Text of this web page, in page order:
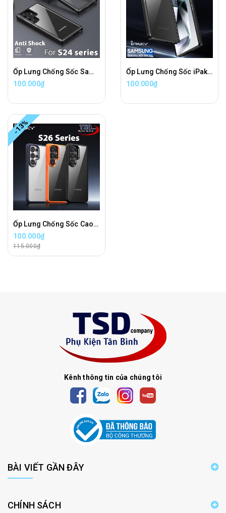
Ốp Lưng Chống Sốc Samsung S24 / S24 PLUS / S24 ULTRA Chính Hãng iPaky
100.000₫
Ốp Lưng Chống Sốc iPaky Cho Samsung S25 / S25 PLUS / S25 ULTRA Chính Hãng Cao Cấp
100.000₫
-13%
Ốp Lưng Chống Sốc Cao Cấp iPaky Cho Samsung S26 / S26 PLUS / S26 ULTRA Chính Hãng
100.000₫
115.000₫
Kênh thông tin của chúng tôi
BÀI VIẾT GẦN ĐÂY
CHÍNH SÁCH